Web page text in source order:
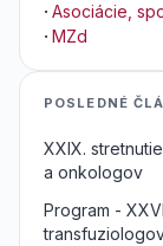
· Asociácie,
· MZd
POSLEDNÉ
XXIX.
a onkologov
Program -